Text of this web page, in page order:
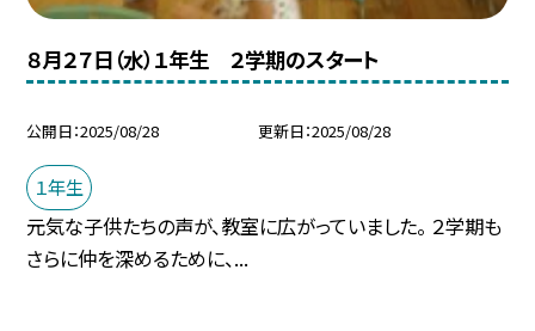
８月２７日（水）１年生 ２学期のスタート
公開日 2025/08/28 更新日 2025/08/28
１年生
元気な子供たちの声が、教室に広がっていました。 ２学期も
さらに仲を深めるために、...